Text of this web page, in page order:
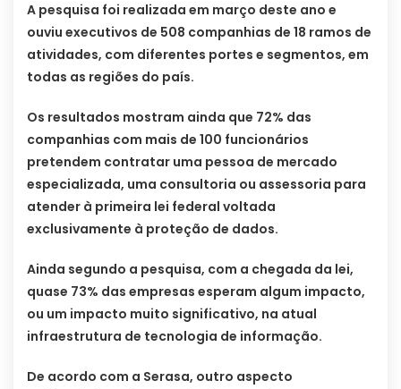
A pesquisa foi realizada em março deste ano e
ouviu executivos de 508 companhias de 18 ramos de
atividades, com diferentes portes e segmentos, em
todas as regiões do país.
Os resultados mostram ainda que 72% das
companhias com mais de 100 funcionários
pretendem contratar uma pessoa de mercado
especializada, uma consultoria ou assessoria para
atender à primeira lei federal voltada
exclusivamente à proteção de dados.
Ainda segundo a pesquisa, com a chegada da lei,
quase 73% das empresas esperam algum impacto,
ou um impacto muito significativo, na atual
infraestrutura de tecnologia de informação.
De acordo com a Serasa, outro aspecto